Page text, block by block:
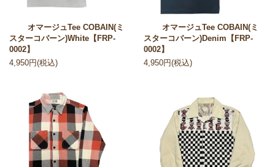
オマージュTee COBAIN(ミ
スターコバーン)White【FRP-
0002】
4,950円(税込)
オマージュTee COBAIN(ミ
スターコバーン)Denim【FRP-
0002】
4,950円(税込)